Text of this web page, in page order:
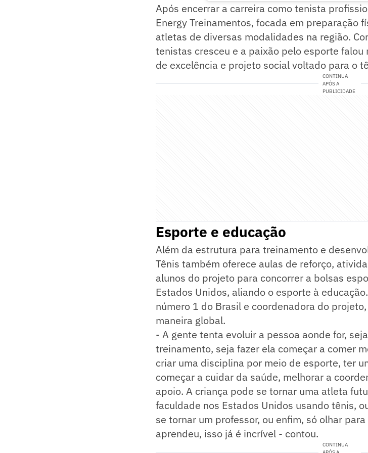
Após encerrar a carreira como tenista
Energy Treinamentos, focada em preparação
atletas de diversas modalidades na região.
tenistas cresceu e a paixão pelo esporte
de excelência e projeto social voltado para o
CONTINUA
APÓS A
PUBLICIDADE
Esporte e educação
Além da estrutura para treinamento e
Tênis também oferece aulas de reforço,
alunos do projeto para concorrer a bolsas
Estados Unidos, aliando o esporte à
número 1 do Brasil e coordenadora do
maneira global.
- A gente tenta evoluir a pessoa aonde for,
treinamento, seja fazer ela começar a comer
criar uma disciplina por meio de esporte, ter
começar a cuidar da saúde, melhorar a
apoio. A criança pode se tornar uma atleta
faculdade nos Estados Unidos usando tênis,
se tornar um professor, ou enfim, só olhar
aprendeu, isso já é incrível - contou.
CONTINUA